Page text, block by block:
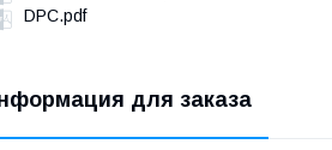
DPC.pdf
для заказа